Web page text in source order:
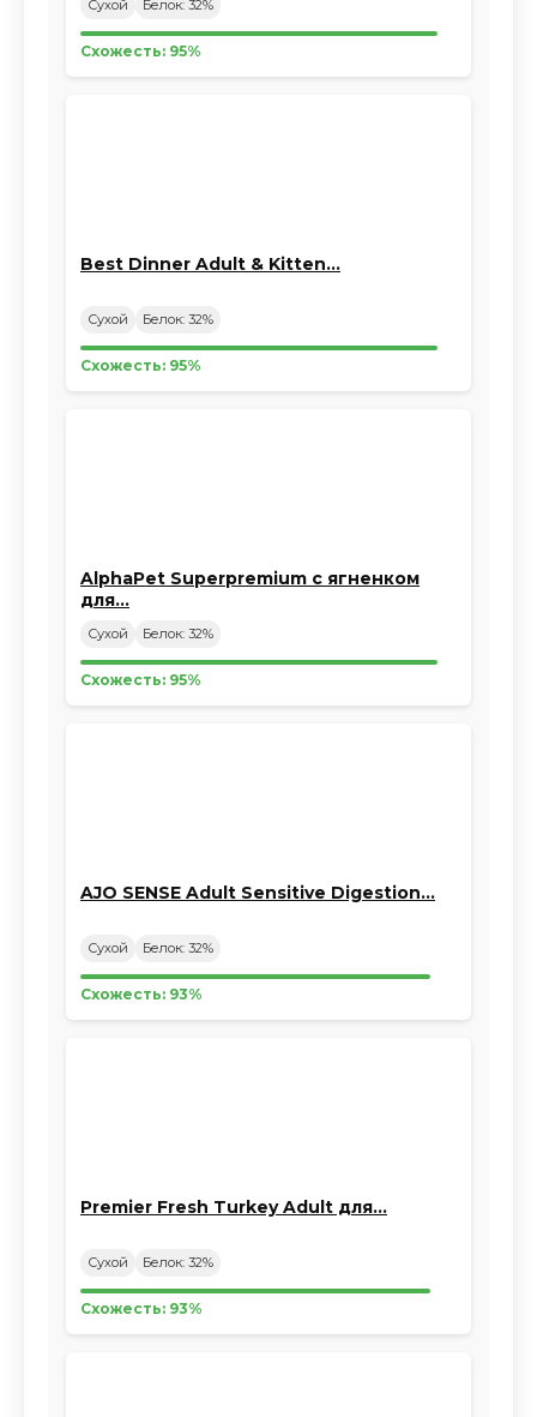
Сухой Белок: 32%
Схожесть: 95%
Best Dinner Adult & Kitten…
Сухой Белок: 32%
Схожесть: 95%
AlphaPet Superpremium с ягненком
для…
Сухой Белок: 32%
Схожесть: 95%
AJO SENSE Adult Sensitive Digestion…
Сухой Белок: 32%
Схожесть: 93%
Premier Fresh Turkey Adult для…
Сухой Белок: 32%
Схожесть: 93%